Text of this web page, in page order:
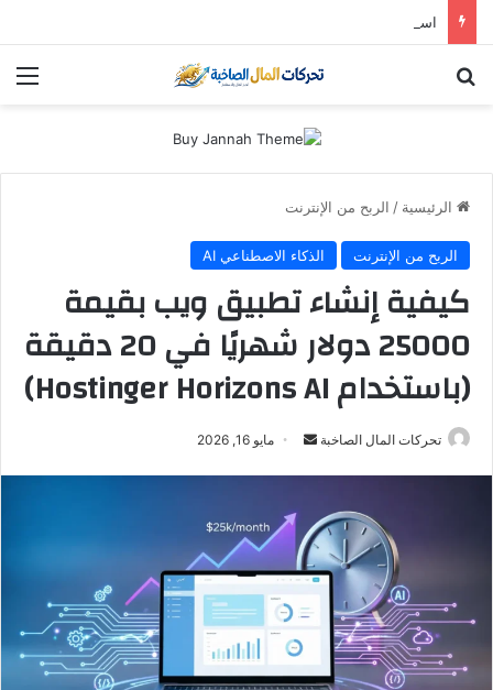
الرئيسية / الربح من الإنترنت
الربح من الإنترنت الذكاء الاصطناعي AI
كيفية إنشاء تطبيق ويب بقيمة
25000 دولار شهريًا في 20 دقيقة
(باستخدام Hostinger Horizons AI)
تحركات المال الصاخبة
أرسل مايو 16, 2026